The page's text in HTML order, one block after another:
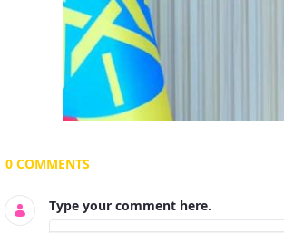
Documents and Media
0 COMMENTS
Type your comment here.